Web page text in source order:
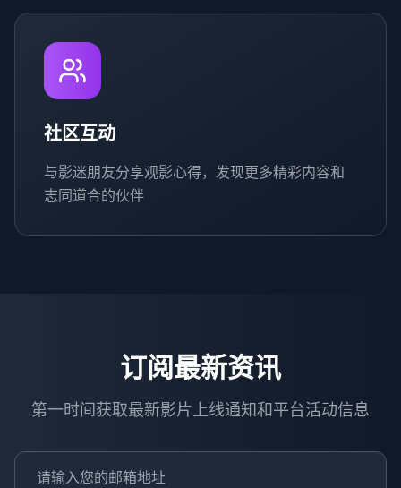
社区互动
与影迷朋友分享观影心得，发现更多精彩内容和
志同道合的伙伴
订阅最新资讯
第一时间获取最新影片上线通知和平台活动信息